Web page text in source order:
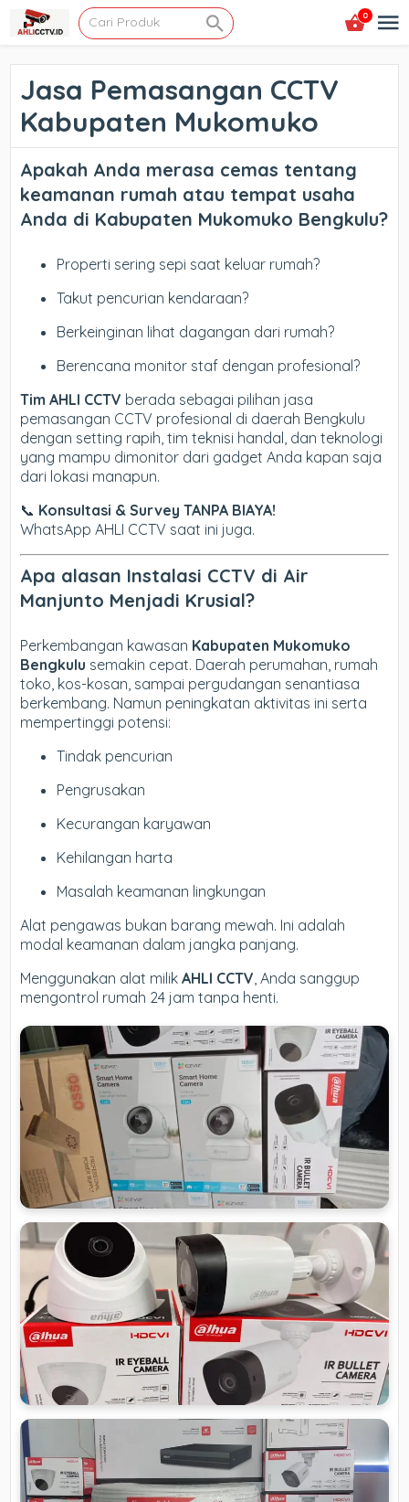
0
Jasa Pemasangan CCTV
Kabupaten Mukomuko
Apakah Anda merasa cemas tentang
keamanan rumah atau tempat usaha
Anda di Kabupaten Mukomuko Bengkulu?
Properti sering sepi saat keluar rumah?
Takut pencurian kendaraan?
Berkeinginan lihat dagangan dari rumah?
Berencana monitor staf dengan profesional?
Tim AHLI CCTV berada sebagai pilihan jasa
pemasangan CCTV profesional di daerah Bengkulu
dengan setting rapih, tim teknisi handal, dan teknologi
yang mampu dimonitor dari gadget Anda kapan saja
dari lokasi manapun.
📞 Konsultasi & Survey TANPA BIAYA!
WhatsApp AHLI CCTV saat ini juga.
Apa alasan Instalasi CCTV di Air
Manjunto Menjadi Krusial?
Perkembangan kawasan Kabupaten Mukomuko
Bengkulu semakin cepat. Daerah perumahan, rumah
toko, kos-kosan, sampai pergudangan senantiasa
berkembang. Namun peningkatan aktivitas ini serta
mempertinggi potensi:
Tindak pencurian
Pengrusakan
Kecurangan karyawan
Kehilangan harta
Masalah keamanan lingkungan
Alat pengawas bukan barang mewah. Ini adalah
modal keamanan dalam jangka panjang.
Menggunakan alat milikAHLI CCTV, Anda sanggup
mengontrol rumah 24 jam tanpa henti.